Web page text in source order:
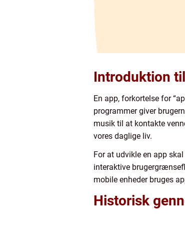
Introduktion
En app, forkortelse for
programmer giver
musik til at kontakte
vores daglige liv.
For at udvikle en app
interaktive
mobile enheder bruges
Historisk